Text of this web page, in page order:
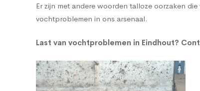
Er zijn met andere woorden talloze oorzaken
vochtproblemen in ons arsenaal.
Last van vochtproblemen in Eindhout?